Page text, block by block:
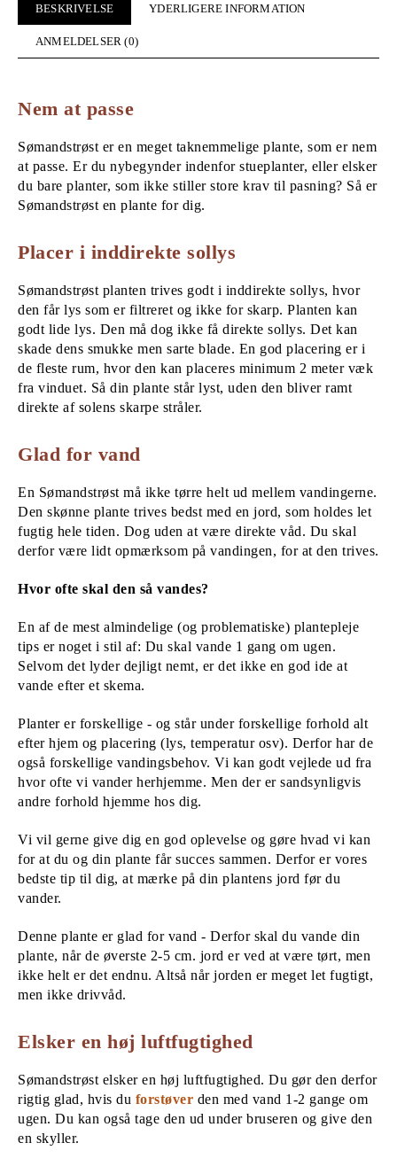
BESKRIVELSE YDERLIGERE INFORMATION
ANMELDELSER (0)
Nem at passe
Sømandstrøst er en meget taknemmelige plante, som er nem
at passe. Er du nybegynder indenfor stueplanter, eller elsker
du bare planter, som ikke stiller store krav til pasning? Så er
Sømandstrøst en plante for dig.
Placer i inddirekte sollys
Sømandstrøst planten trives godt i inddirekte sollys, hvor
den får lys som er filtreret og ikke for skarp. Planten kan
godt lide lys. Den må dog ikke få direkte sollys. Det kan
skade dens smukke men sarte blade. En god placering er i
de fleste rum, hvor den kan placeres minimum 2 meter væk
fra vinduet. Så din plante står lyst, uden den bliver ramt
direkte af solens skarpe stråler.
Glad for vand
En Sømandstrøst må ikke tørre helt ud mellem vandingerne.
Den skønne plante trives bedst med en jord, som holdes let
fugtig hele tiden. Dog uden at være direkte våd. Du skal
derfor være lidt opmærksom på vandingen, for at den trives.
Hvor ofte skal den så vandes?
En af de mest almindelige (og problematiske) plantepleje
tips er noget i stil af: Du skal vande 1 gang om ugen.
Selvom det lyder dejligt nemt, er det ikke en god ide at
vande efter et skema.
Planter er forskellige - og står under forskellige forhold alt
efter hjem og placering (lys, temperatur osv). Derfor har de
også forskellige vandingsbehov. Vi kan godt vejlede ud fra
hvor ofte vi vander herhjemme. Men der er sandsynligvis
andre forhold hjemme hos dig.
Vi vil gerne give dig en god oplevelse og gøre hvad vi kan
for at du og din plante får succes sammen. Derfor er vores
bedste tip til dig, at mærke på din plantens jord før du
vander.
Denne plante er glad for vand - Derfor skal du vande din
plante, når de øverste 2-5 cm. jord er ved at være tørt, men
ikke helt er det endnu. Altså når jorden er meget let fugtigt,
men ikke drivvåd.
Elsker en høj luftfugtighed
Sømandstrøst elsker en høj luftfugtighed. Du gør den derfor
rigtig glad, hvis du forstøver den med vand 1-2 gange om
ugen. Du kan også tage den ud under bruseren og give den
en skyller.